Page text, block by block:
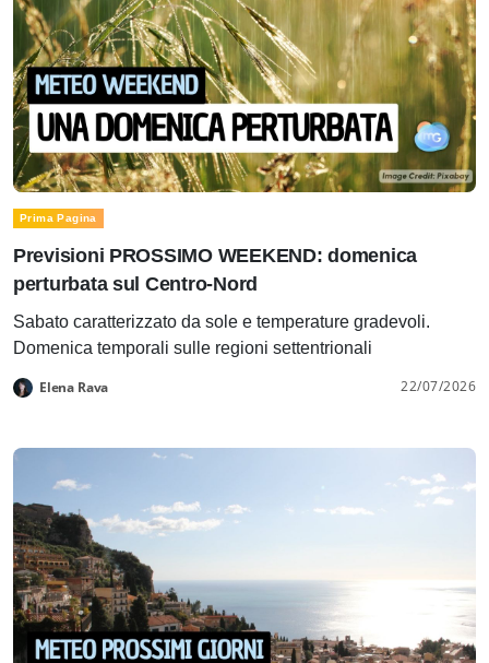
Prima Pagina
Previsioni PROSSIMO WEEKEND: domenica
perturbata sul Centro-Nord
Sabato caratterizzato da sole e temperature gradevoli.
Domenica temporali sulle regioni settentrionali
Elena Rava 22/07/2026